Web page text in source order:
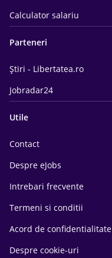
Calculator salariu
Parteneri
Știri - Libertatea.ro
Jobradar24
Utile
Contact
Despre eJobs
Intrebari frecvente
Termeni si conditii
Acord de confidentialitate
Despre cookie-uri